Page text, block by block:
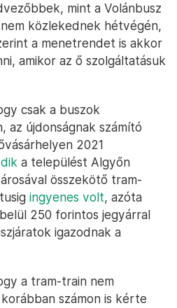
mint a Volánbusz
közlekednek hétvégén,
a menetrendet is akkor
amikor az ő szolgáltatásuk
csak a buszok
az újdonságnak számító
2021
a települést Algyőn
összekötő tram-
ingyenes volt, azóta
250 forintos jegyárral
igazodnak a
a tram-train nem
számon is kérte